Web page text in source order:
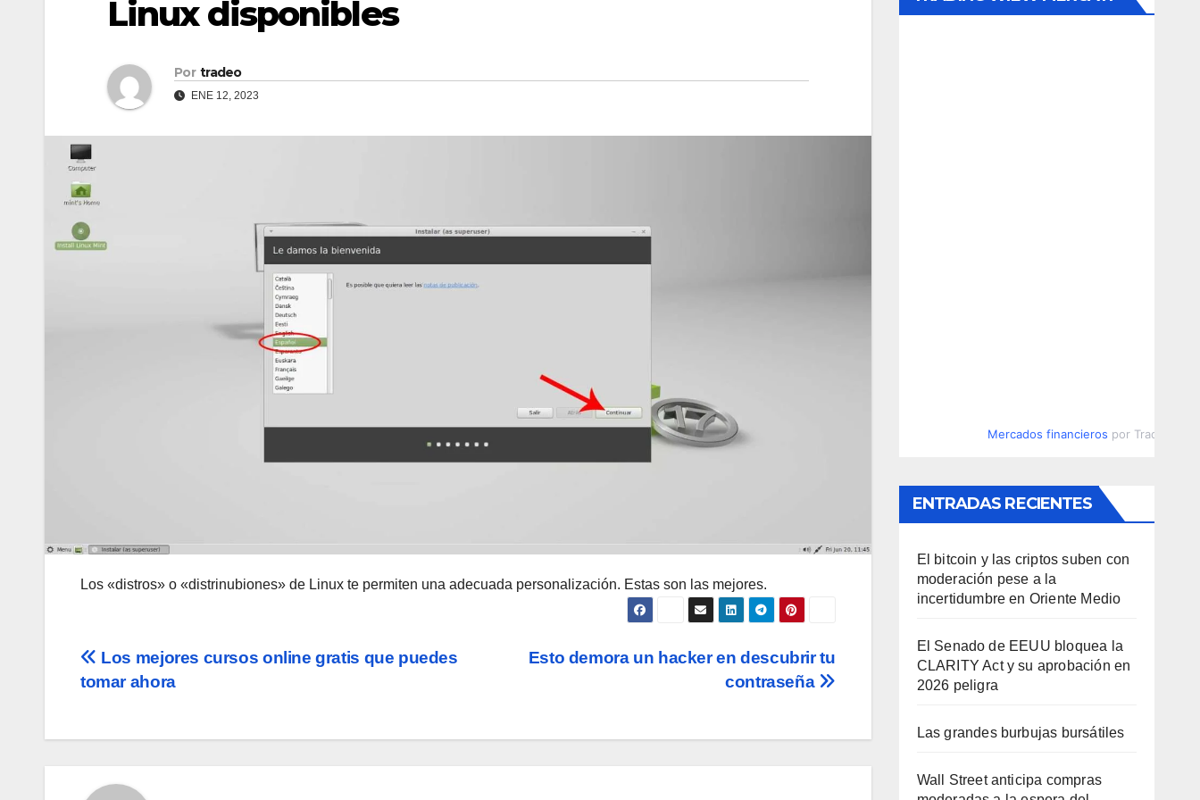
Linux disponibles
Por tradeo
ENE 12, 2023
Los «distros» o «distrinubiones» de Linux te permiten una adecuada personalización. Estas son las mejores.
Navegación
entradas
Esto demora un hacker en descubrir tu
contraseña
Los mejores cursos online gratis que puedes
tomar ahora
Mercados financieros por
ENTRADAS RECIENTES
El bitcoin y las criptos suben con
moderación pese a la
incertidumbre en Oriente Medio
El Senado de EEUU bloquea la
CLARITY Act y su aprobación en
2026 peligra
Las grandes burbujas bursátiles
Wall Street anticipa compras